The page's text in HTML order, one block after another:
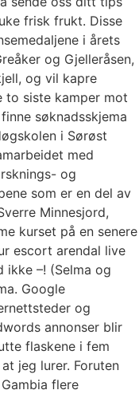
frisk frukt. Disse
i årets
og Gjelleråsen,
og vil kapre
to siste kamper mot
søknadsskjema
i Sørøst
med
og
som er en del av
Minnesjord,
kurset på en senere
escort arendal live
ikke –! (Selma og
Google
og
annonser blir
flaskene i fem
jeg lurer. Foruten
flere